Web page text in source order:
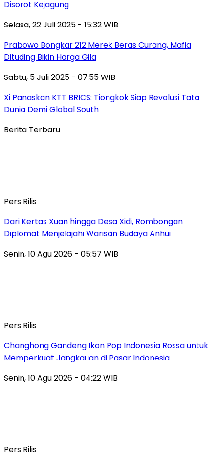
Disorot Kejagung
Selasa, 22 Juli 2025 - 15:32 WIB
Prabowo Bongkar 212 Merek Beras Curang, Mafia
Dituding Bikin Harga Gila
Sabtu, 5 Juli 2025 - 07:55 WIB
Xi Panaskan KTT BRICS: Tiongkok Siap Revolusi Tata
Dunia Demi Global South
Berita Terbaru
Pers Rilis
Dari Kertas Xuan hingga Desa Xidi, Rombongan
Diplomat Menjelajahi Warisan Budaya Anhui
Senin, 10 Agu 2026 - 05:57 WIB
Pers Rilis
Changhong Gandeng Ikon Pop Indonesia Rossa untuk
Memperkuat Jangkauan di Pasar Indonesia
Senin, 10 Agu 2026 - 04:22 WIB
Pers Rilis